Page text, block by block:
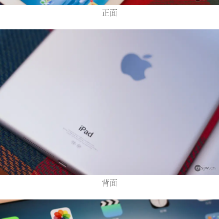
正面
背面